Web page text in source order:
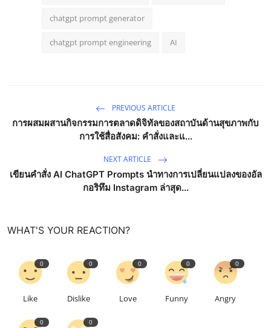
chatgpt prompt generator
chatgpt prompt engineering AI
PREVIOUS ARTICLE
การผสมผสานกิจกรรมการตลาดดิจิทัลของสถาบันด้านสุขภาพกับ
การใช้สื่อสังคม: คำสั่งและแ...
NEXT ARTICLE
เขียนคำสั่ง AI ChatGPT Prompts นำทางการเปลี่ยนแปลงของอัล
กอริทึม Instagram ล่าสุด...
WHAT'S YOUR REACTION?
0
Like
0
Dislike
0
Love
0
Funny
0
Angry
0 0